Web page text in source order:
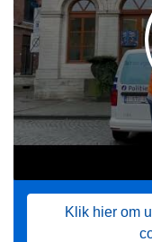
Klik hier om